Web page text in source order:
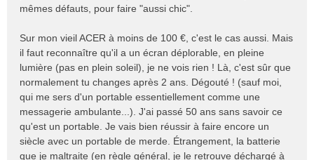
mêmes défauts, pour faire "aussi chic".
Sur mon vieil ACER à moins de 100 €, c'est le cas aussi. Mais
il faut reconnaître qu'il a un écran déplorable, en pleine
lumière (pas en plein soleil), je ne vois rien ! Là, c'est sûr que
normalement tu changes après 2 ans. Dégouté ! (sauf moi,
qui me sers d'un portable essentiellement comme une
messagerie ambulante...). J'ai passé 50 ans sans savoir ce
qu'est un portable. Je vais bien réussir à faire encore un
siècle avec un portable de merde. Étrangement, la batterie
que je maltraite (en règle général, je le retrouve déchargé à